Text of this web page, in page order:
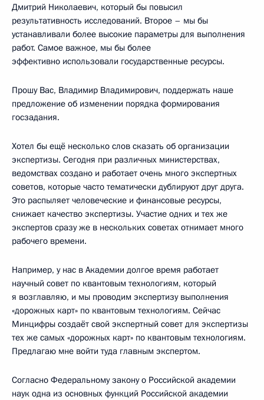
Дмитрий Николаевич, который бы повысил
результативность исследований. Второе – мы бы
устанавливали более высокие параметры для выполнения
работ. Самое важное, мы бы более
эффективно использовали государственные ресурсы.
Прошу Вас, Владимир Владимирович, поддержать наше
предложение об изменении порядка формирования
госзадания.
Хотел бы ещё несколько слов сказать об организации
экспертизы. Сегодня при различных министерствах,
ведомствах создано и работает очень много экспертных
советов, которые часто тематически дублируют друг друга.
Это распыляет человеческие и финансовые ресурсы,
снижает качество экспертизы. Участие одних и тех же
экспертов сразу же в нескольких советах отнимает много
рабочего времени.
Например, у нас в Академии долгое время работает
научный совет по квантовым технологиям, который
я возглавляю, и мы проводим экспертизу выполнения
«дорожных карт» по квантовым технологиям. Сейчас
Минцифры создаёт свой экспертный совет для экспертизы
тех же самых «дорожных карт» по квантовым технологиям.
Предлагаю мне войти туда главным экспертом.
Согласно Федеральному закону о Российской академии
наук одна из основных функций Российской академии